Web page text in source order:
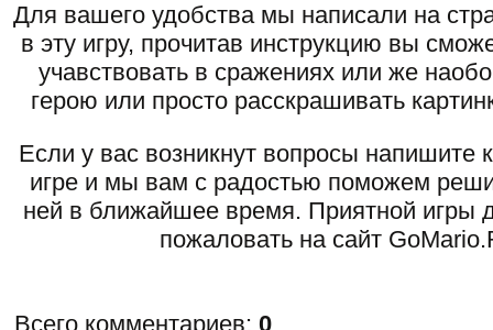
Для вашего удобства мы написали на
в эту игру, прочитав инструкцию вы
учавствовать в сражениях или же
герою или просто расскрашивать
Если у вас возникнут вопросы напишите
игре и мы вам с радостью поможем
ней в ближайшее время. Приятной игры
пожаловать на сайт
Всего комментариев: 0